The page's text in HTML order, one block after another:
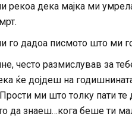
рекоа дека мајка ми
го дадоа писмото што ми
често размислував за
ќе дојдеш на
ми што толку пати
да знаеш…кога беше ти